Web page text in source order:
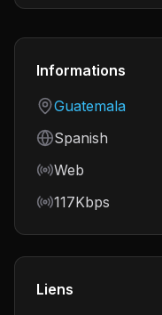
Informations
Country
Guatemala
Language
Spanish
Frequency
Web
Bitrate
117Kbps
Liens